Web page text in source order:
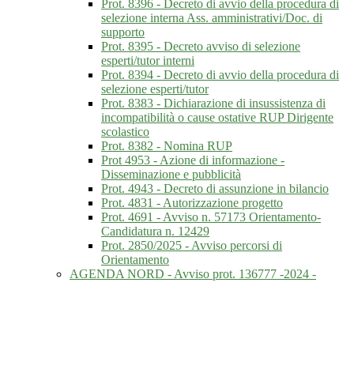
Prot. 8396 - Decreto di avvio della procedura di
selezione interna Ass. amministrativi/Doc. di
supporto
Prot. 8395 - Decreto avviso di selezione
esperti/tutor interni
Prot. 8394 - Decreto di avvio della procedura di
selezione esperti/tutor
Prot. 8383 - Dichiarazione di insussistenza di
incompatibilità o cause ostative RUP Dirigente
scolastico
Prot. 8382 - Nomina RUP
Prot 4953 - Azione di informazione -
Disseminazione e pubblicità
Prot. 4943 - Decreto di assunzione in bilancio
Prot. 4831 - Autorizzazione progetto
Prot. 4691 - Avviso n. 57173 Orientamento-
Candidatura n. 12429
Prot. 2850/2025 - Avviso percorsi di
Orientamento
AGENDA NORD - Avviso prot. 136777 -2024 -